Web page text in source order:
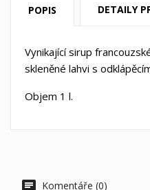
POPIS DETAILY
Vynikající sirup
skleněné lahvi s
Objem 1 l.
Komentáře (0)